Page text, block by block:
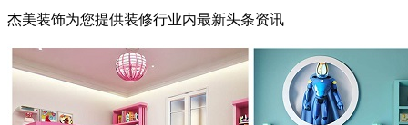
杰美装饰为您提供装修行业内最新头条资讯